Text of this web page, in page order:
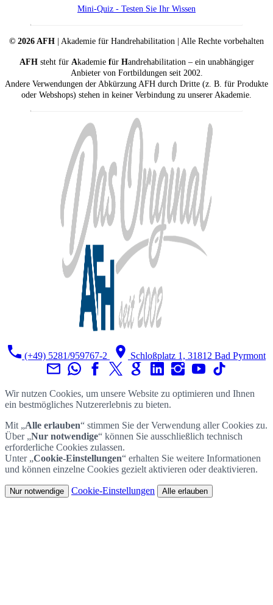
Mini-Quiz - Testen Sie Ihr Wissen
© 2026 AFH | Akademie für Handrehabilitation | Alle Rechte vorbehalten
AFH steht für Akademie für Handrehabilitation – ein unabhängiger
Anbieter von Fortbildungen seit 2002.
Andere Verwendungen der Abkürzung AFH durch Dritte (z. B. für Produkte
oder Webshops) stehen in keiner Verbindung zu unserer Akademie.
(+49) 5281/959767-2 Schloßplatz 1, 31812 Bad Pyrmont
Wir nutzen Cookies, um unsere Website zu optimieren und Ihnen
ein bestmögliches Nutzererlebnis zu bieten.
Mit „Alle erlauben“ stimmen Sie der Verwendung aller Cookies zu.
Über „Nur notwendige“ können Sie ausschließlich technisch
erforderliche Cookies zulassen.
Unter „Cookie-Einstellungen“ erhalten Sie weitere Informationen
und können einzelne Cookies gezielt aktivieren oder deaktivieren.
Nur notwendige Cookie-Einstellungen Alle erlauben